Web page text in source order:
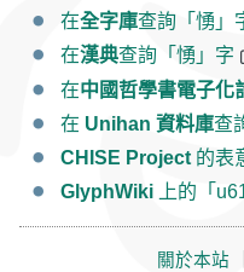
在全字庫查詢「愑」
在漢典查詢「愑」字
在中國哲學書電子化
在 Unihan 資料庫查
CHISE Project 的表
GlyphWiki 上的「
關於本站